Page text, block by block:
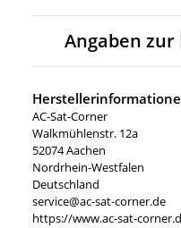
Angaben
AC-Sat-Corner
Walkmühlenstr. 12a
52074 Aachen
Nordrhein-Westfalen
Deutschland
service@ac-sat-corner.de
https://www.ac-sat-